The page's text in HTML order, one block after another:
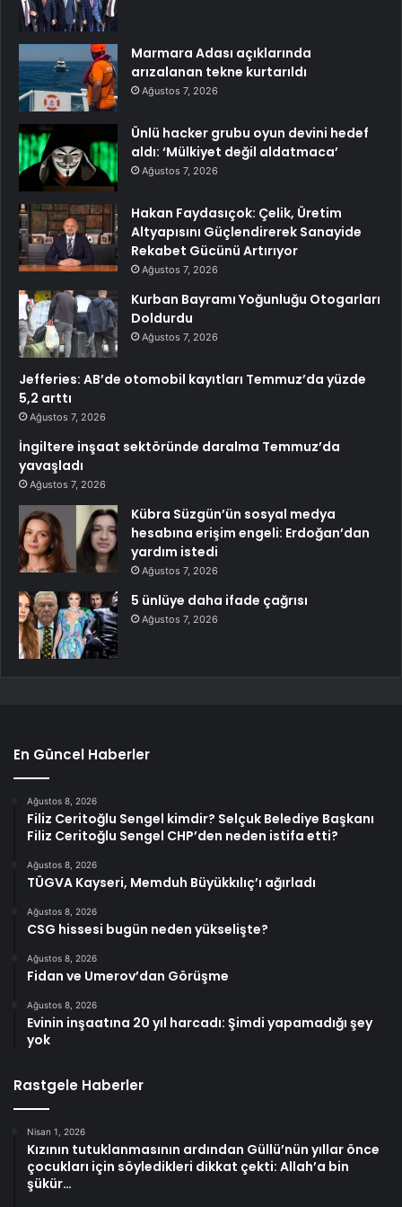
Marmara Adası açıklarında
arızalanan tekne kurtarıldı
Ağustos 7, 2026
Ünlü hacker grubu oyun devini hedef
aldı: ‘Mülkiyet değil aldatmaca’
Ağustos 7, 2026
Hakan Faydasıçok: Çelik, Üretim
Altyapısını Güçlendirerek Sanayide
Rekabet Gücünü Artırıyor
Ağustos 7, 2026
Kurban Bayramı Yoğunluğu Otogarları
Doldurdu
Ağustos 7, 2026
Jefferies: AB’de otomobil kayıtları Temmuz’da yüzde
5,2 arttı
Ağustos 7, 2026
İngiltere inşaat sektöründe daralma Temmuz’da
yavaşladı
Ağustos 7, 2026
Kübra Süzgün’ün sosyal medya
hesabına erişim engeli: Erdoğan’dan
yardım istedi
Ağustos 7, 2026
5 ünlüye daha ifade çağrısı
Ağustos 7, 2026
En Güncel Haberler
Ağustos 8, 2026
Filiz Ceritoğlu Sengel kimdir? Selçuk Belediye Başkanı
Filiz Ceritoğlu Sengel CHP’den neden istifa etti?
Ağustos 8, 2026
TÜGVA Kayseri, Memduh Büyükkılıç’ı ağırladı
Ağustos 8, 2026
CSG hissesi bugün neden yükselişte?
Ağustos 8, 2026
Fidan ve Umerov’dan Görüşme
Ağustos 8, 2026
Evinin inşaatına 20 yıl harcadı: Şimdi yapamadığı şey
yok
Rastgele Haberler
Nisan 1, 2026
Kızının tutuklanmasının ardından Güllü’nün yıllar önce
çocukları için söyledikleri dikkat çekti: Allah’a bin
şükür…